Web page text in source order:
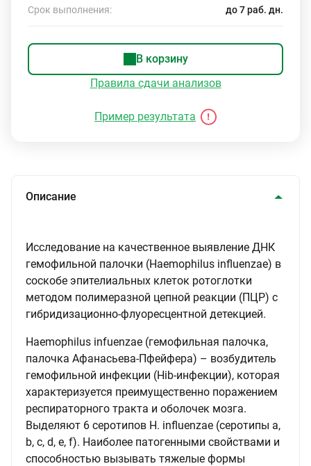
Срок выполнения: до 7 раб. дн.
В корзину
Правила сдачи анализов
Пример результата
Описание
Исследование на качественное выявление ДНК
гемофильной палочки (Haemophilus influenzae) в
соскобе эпителиальных клеток ротоглотки
методом полимеразной цепной реакции (ПЦР) с
гибридизационно-флуоресцентной детекцией.
Haemophilus infuenzae (гемофильная палочка,
палочка Афанасьева-Пфейфера) – возбудитель
гемофильной инфекции (Hib-инфекции), которая
характеризуется преимущественно поражением
респираторного тракта и оболочек мозга.
Выделяют 6 серотипов H. influenzae (серотипы a,
b, c, d, e, f). Наиболее патогенными свойствами и
способностью вызывать тяжелые формы